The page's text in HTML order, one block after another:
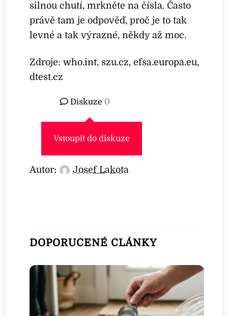
silnou chutí, mrkněte na čísla. Často
právě tam je odpověď, proč je to tak
levné a tak výrazné, někdy až moc.
Zdroje: who.int, szu.cz, efsa.europa.eu,
dtest.cz
Diskuze 0
Vstoupit do diskuze
Autor: Josef Lakota
DOPORUČENÉ ČLÁNKY